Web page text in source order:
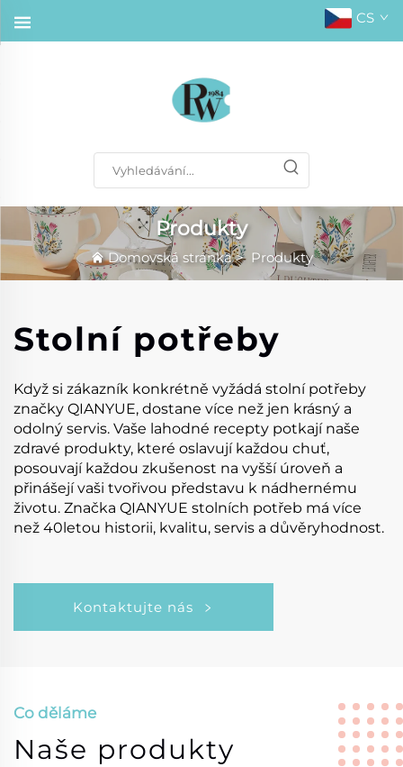
CS
Produkty
Domovská stránka> Produkty
Stolní potřeby
Když si zákazník konkrétně vyžádá stolní potřeby
značky QIANYUE, dostane více než jen krásný a
odolný servis. Vaše lahodné recepty potkají naše
zdravé produkty, které oslavují každou chuť,
posouvají každou zkušenost na vyšší úroveň a
přinášejí vaši tvořivou představu k nádhernému
životu. Značka QIANYUE stolních potřeb má více
než 40letou historii, kvalitu, servis a důvěryhodnost.
Kontaktujte nás
Co děláme
Naše produkty